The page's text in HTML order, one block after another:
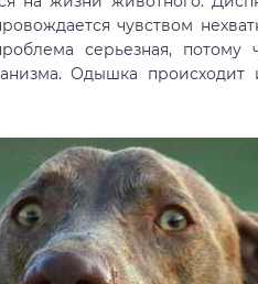
чувством
серьезная,
Одышка происходит